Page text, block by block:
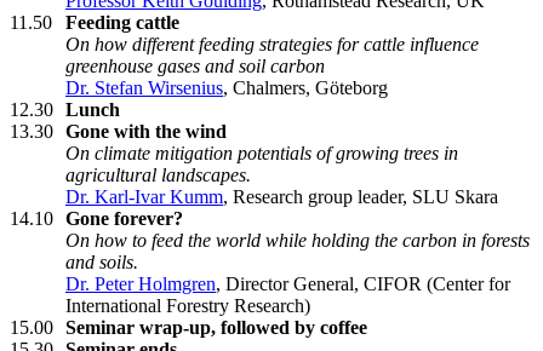
11.50
Feeding cattle
On how different feeding strategies for cattle influence
greenhouse gases and soil carbon
Dr. Stefan Wirsenius, Chalmers, Göteborg
12.30 Lunch
13.30 Gone with the wind
On climate mitigation potentials of growing trees in
agricultural landscapes.
Dr. Karl-Ivar Kumm, Research group leader, SLU Skara
14.10 Gone forever?
On how to feed the world while holding the carbon in forests
and soils.
Dr. Peter Holmgren, Director General, CIFOR (Center for
International Forestry Research)
15.00 Seminar wrap-up, followed by coffee